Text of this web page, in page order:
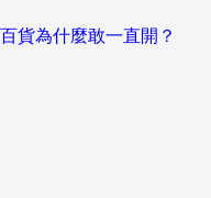
貨為什麼敢一直開？